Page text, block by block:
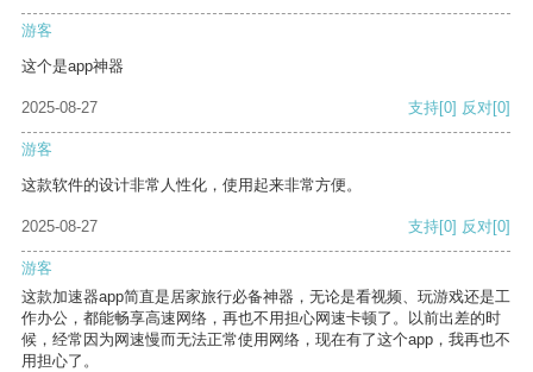
游客
这个是app神器
2025-08-27 支持[0] 反对[0]
游客
这款软件的设计非常人性化，使用起来非常方便。
2025-08-27 支持[0] 反对[0]
游客
这款加速器app简直是居家旅行必备神器，无论是看视频、玩游戏还是工
作办公，都能畅享高速网络，再也不用担心网速卡顿了。以前出差的时
候，经常因为网速慢而无法正常使用网络，现在有了这个app，我再也不
用担心了。